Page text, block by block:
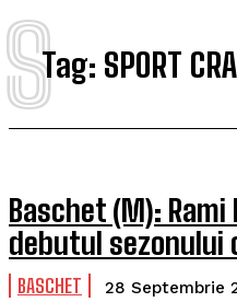
Tag: SPORT
S
Baschet (M):
debutul sezonului
BASCHET 28 Septembrie